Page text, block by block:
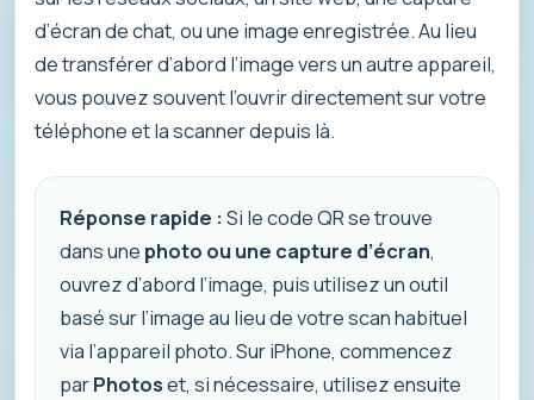
d’écran de chat, ou une image enregistrée. Au lieu
de transférer d’abord l’image vers un autre appareil,
vous pouvez souvent l’ouvrir directement sur votre
téléphone et la scanner depuis là.
Réponse rapide : Si le code QR se trouve
dans une photo ou une capture d’écran,
ouvrez d’abord l’image, puis utilisez un outil
basé sur l’image au lieu de votre scan habituel
via l’appareil photo. Sur iPhone, commencez
parPhotoset, si nécessaire, utilisez ensuite